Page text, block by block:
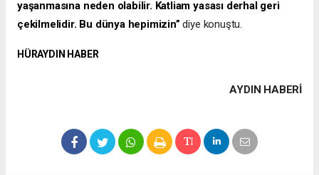
yaşanmasına neden olabilir. Katliam yasası derhal geri
çekilmelidir. Bu dünya hepimizin”diye konuştu.
HÜRAYDIN HABER
AYDIN HABERİ